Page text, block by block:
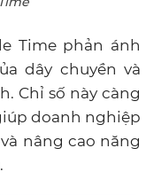
Time phản ánh
dây chuyền và
Chỉ số này càng
doanh nghiệp
nâng cao năng